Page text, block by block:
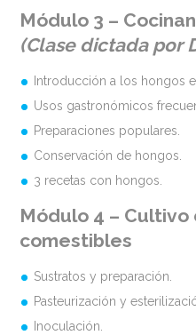
Módulo 3 –
(Clase dictada por
Introducción a los hongos
Usos gastronómicos
Preparaciones populares.
Conservación de hongos.
3 recetas con hongos.
Módulo 4 – Cultivo
comestibles
Sustratos y preparación.
Pasteurización y
Inoculación.